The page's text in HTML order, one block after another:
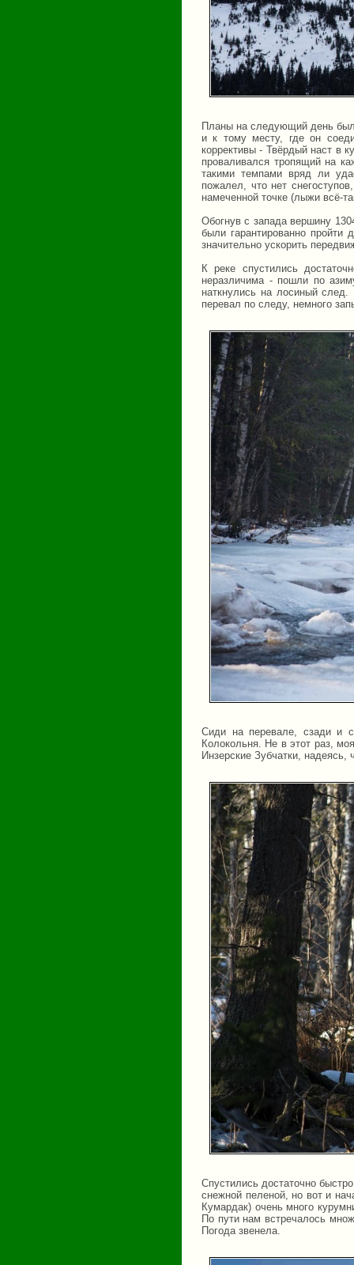
Планы на следующий день
и к тому месту, где он
коррективы - Твёрдый наст в
проваливался тропящий на
такими темпами вряд ли
пожалел, что нет
намеченной точке (лыжи всё-
Обогнув с запада вершину
были гарантированно
значительно ускорить
К реке спустились
неразличима - пошли по
наткнулись на лосиный
перевал по следу, немного
Сиди на перевале, сзади и
Колокольня. Не в этот раз,
Инзерские Зубчатки,
Спустились достаточно
снежной пеленой, но вот и
Кумардак) очень много
По пути нам встречалось
Погода звенела.